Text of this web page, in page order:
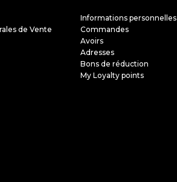
de Vente
Informations personnelles
Commandes
Avoirs
Adresses
Bons de réduction
My Loyalty points